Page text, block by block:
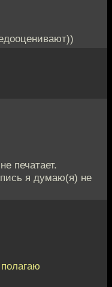
печатает.
я думаю(я) не